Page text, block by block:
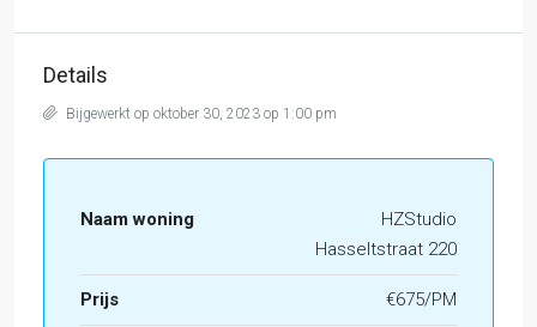
Details
Bijgewerkt op oktober 30, 2023 op 1:00 pm
Naam woning
HZStudio
Hasseltstraat 220
Prijs €675/PM